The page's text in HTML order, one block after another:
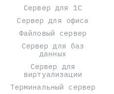
Сервер для 1С
Сервер для офиса
Файловый сервер
Сервер для баз
данных
Сервер для
виртуализации
Терминальный сервер